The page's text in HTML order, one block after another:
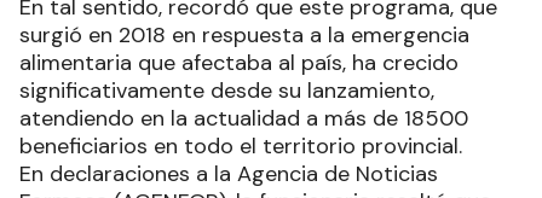
En tal sentido, recordó que este programa, que
surgió en 2018 en respuesta a la emergencia
alimentaria que afectaba al país, ha crecido
significativamente desde su lanzamiento,
atendiendo en la actualidad a más de 18500
beneficiarios en todo el territorio provincial.
En declaraciones a la Agencia de Noticias